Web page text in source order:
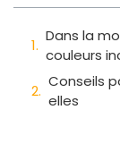
Dans la
couleurs
Conseils
elles